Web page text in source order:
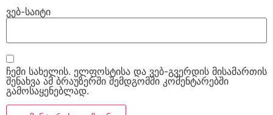
ვებ-საიტი
ჩემი სახელის. ელფოსტისა და ვებ-გვერდის მისამართის
შენახვა ამ ბრაუზერში შემდგომში კომენტარებში
გამოსაყენებლად.